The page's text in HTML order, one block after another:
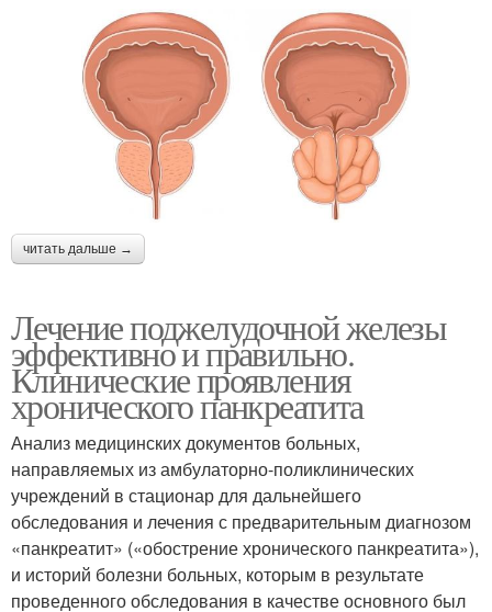
читать дальше →
Лечение поджелудочной железы
эффективно и правильно.
Клинические проявления
хронического панкреатита
Анализ медицинских документов больных,
направляемых из амбулаторно-поликлинических
учреждений в стационар для дальнейшего
обследования и лечения с предварительным диагнозом
«панкреатит» («обострение хронического панкреатита»),
и историй болезни больных, которым в результате
проведенного обследования в качестве основного был